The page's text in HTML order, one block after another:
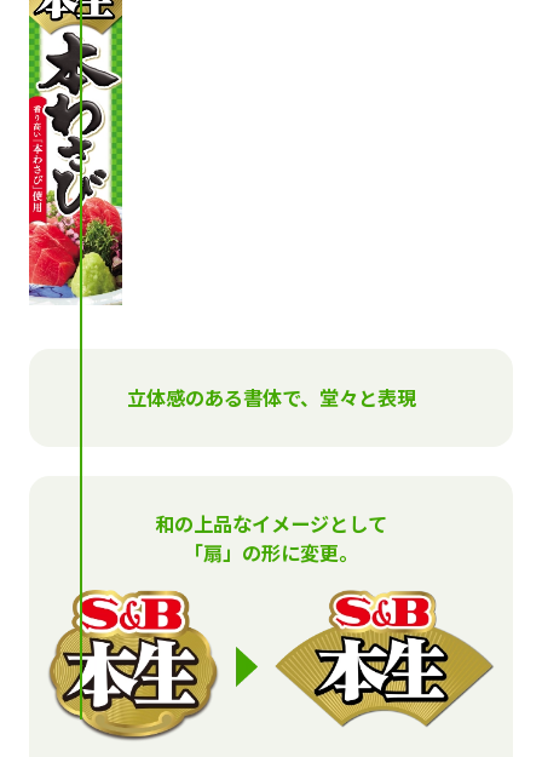
立体感のある書体で、堂々と表現
和の上品なイメージとして
「扇」の形に変更。